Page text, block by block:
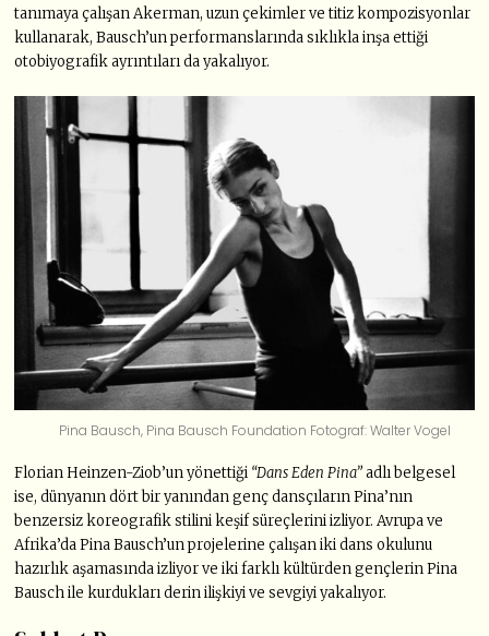
tanımaya çalışan Akerman, uzun çekimler ve titiz kompozisyonlar
kullanarak, Bausch’un performanslarında sıklıkla inşa ettiği
otobiyografik ayrıntıları da yakalıyor.
Pina Bausch, Pina Bausch Foundation Fotograf: Walter Vogel
Florian Heinzen-Ziob’un yönettiği “Dans Eden Pina”adlı belgesel
ise, dünyanın dört bir yanından genç dansçıların Pina’nın
benzersiz koreografik stilini keşif süreçlerini izliyor. Avrupa ve
Afrika’da Pina Bausch’un projelerine çalışan iki dans okulunu
hazırlık aşamasında izliyor ve iki farklı kültürden gençlerin Pina
Bausch ile kurdukları derin ilişkiyi ve sevgiyi yakalıyor.